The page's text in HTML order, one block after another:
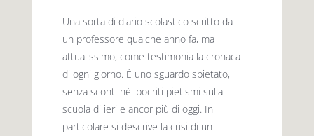
Una sorta di diario scolastico scritto da
un professore qualche anno fa, ma
attualissimo, come testimonia la cronaca
di ogni giorno. È uno sguardo spietato,
senza sconti né ipocriti pietismi sulla
scuola di ieri e ancor più di oggi. In
particolare si descrive la crisi di un